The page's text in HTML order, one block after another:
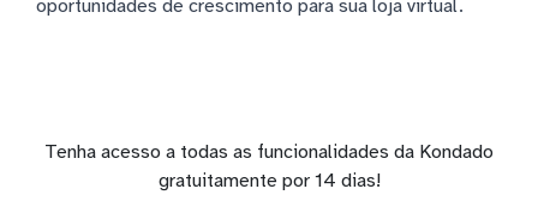
oportunidades de crescimento para sua loja virtual.
Tenha acesso a todas as funcionalidades da Kondado
gratuitamente por 14 dias!